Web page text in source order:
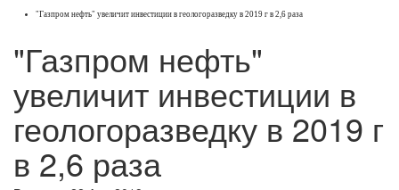
"Газпром нефть" увеличит инвестиции в геологоразведку в 2019 г в 2,6 раза
"Газпром нефть"
увеличит инвестиции в
геологоразведку в 2019 г
в 2,6 раза